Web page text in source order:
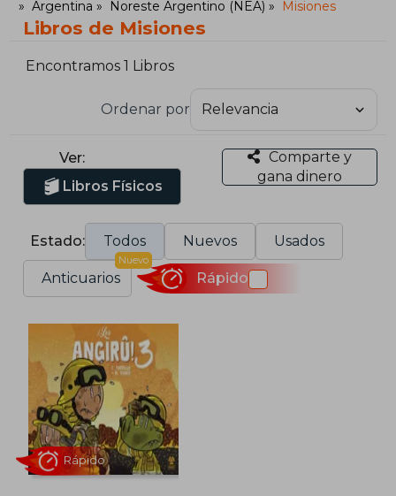
Argentina
Noreste Argentino (NEA) Misiones
Libros de Misiones
Encontramos 1 Libros
Ordenar por
Ver:
Libros Físicos
Comparte y
gana dinero
Estado: Todos Nuevos Usados
Anticuarios
Nuevo
Rápido